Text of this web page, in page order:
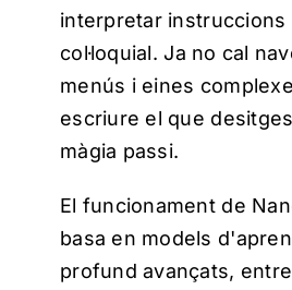
interpretar instruccions
col·loquial. Ja no cal
menús i eines
escriure el que
màgia passi.
El funcionament de
basa en models
profund avançats,